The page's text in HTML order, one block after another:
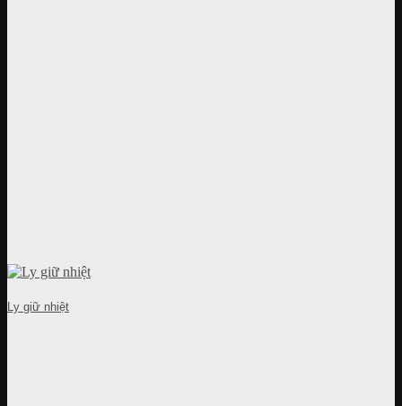
Ly giữ nhiệt